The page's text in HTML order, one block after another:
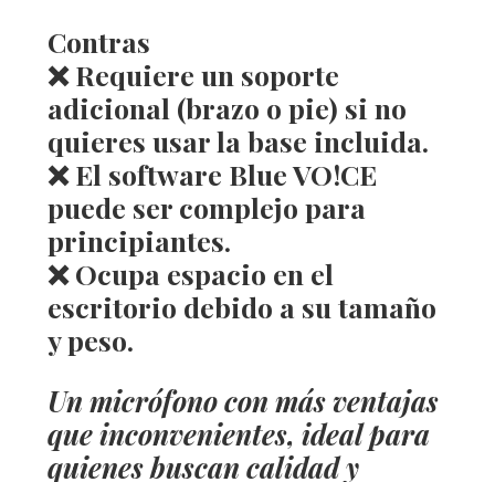
Contras
❌ Requiere un soporte
adicional (brazo o pie) si no
quieres usar la base incluida.
❌ El software Blue VO!CE
puede ser complejo para
principiantes.
❌ Ocupa espacio en el
escritorio debido a su tamaño
y peso.
Un micrófono con más ventajas
que inconvenientes, ideal para
quienes buscan calidad y